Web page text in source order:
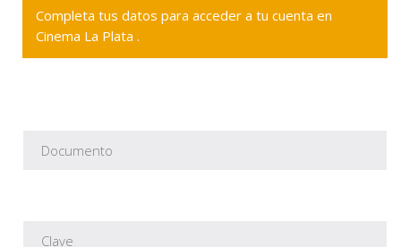
Completa tus datos para acceder a tu cuenta en
Cinema La Plata .